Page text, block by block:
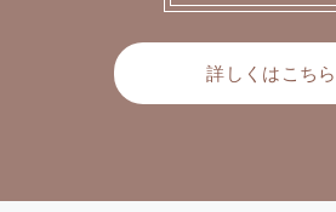
詳しくはこちら